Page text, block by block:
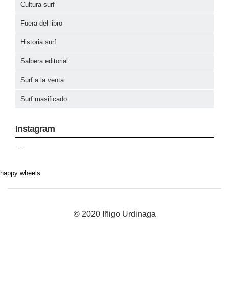
Cultura surf
Fuera del libro
Historia surf
Salbera editorial
Surf a la venta
Surf masificado
Instagram
happy wheels
© 2020 Iñigo Urdinaga